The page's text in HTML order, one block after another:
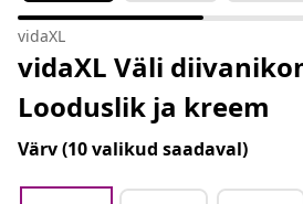
vidaXL
vidaXL Väli
Looduslik ja kreem
Värv(10 valikud saadaval)